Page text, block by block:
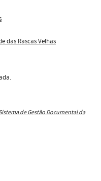
das Rascas Velhas
de Gestão Documental da